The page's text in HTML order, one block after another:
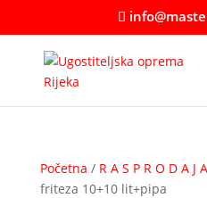
Početna / R A S P R O D A J A
friteza 10+10 lit+pipa